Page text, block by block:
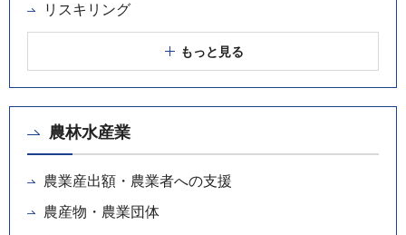
リスキリング
もっと見る
農林水産業
農業産出額・農業者への支援
農産物・農業団体